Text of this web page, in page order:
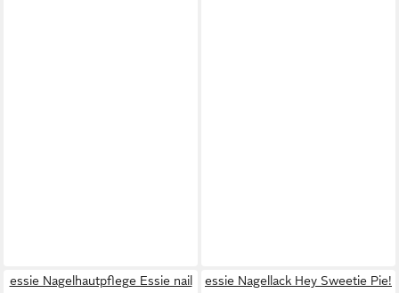
essie Nagelhautpflege Essie nail
essie Nagellack Hey Sweetie Pie!